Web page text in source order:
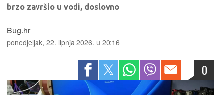
brzo završio u vodi, doslovno
Bug.hr
ponedjeljak, 22. lipnja 2026. u 20:16
0